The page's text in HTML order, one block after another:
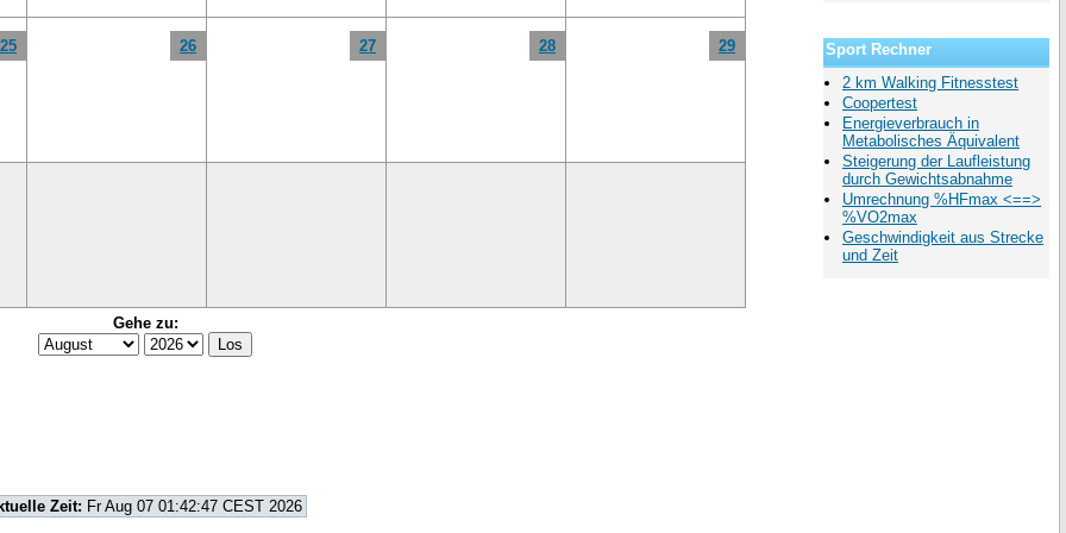
25 26 27 28 29
Gehe zu:
Zeit: Fr Aug 07 01:42:47 CEST 2026
Sport Rechner
2 km Walking Fitnesstest
Coopertest
Energieverbrauch in
Metabolisches Äquivalent
Steigerung der Laufleistung
durch Gewichtsabnahme
Umrechnung %HFmax <==>
%VO2max
Geschwindigkeit aus Strecke
und Zeit